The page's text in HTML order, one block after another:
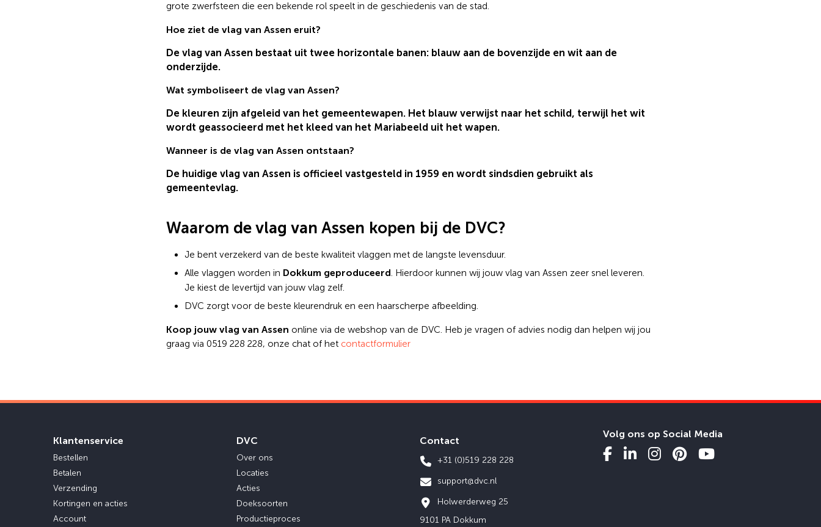
grote zwerfsteen die een bekende rol speelt in de geschiedenis van de stad.
Hoe ziet de vlag van Assen eruit?
De vlag van Assen bestaat uit twee horizontale banen: blauw aan de bovenzijde en wit aan de
onderzijde.
Wat symboliseert de vlag van Assen?
De kleuren zijn afgeleid van het gemeentewapen. Het blauw verwijst naar het schild, terwijl het wit
wordt geassocieerd met het kleed van het Mariabeeld uit het wapen.
Wanneer is de vlag van Assen ontstaan?
De huidige vlag van Assen is officieel vastgesteld in 1959 en wordt sindsdien gebruikt als
gemeentevlag.
Waarom de vlag van Assen kopen bij de DVC?
Je bent verzekerd van de beste kwaliteit vlaggen met de langste levensduur.
Alle vlaggen worden in Dokkum geproduceerd. Hierdoor kunnen wij jouw vlag van Assen zeer snel leveren.
Je kiest de levertijd van jouw vlag zelf.
DVC zorgt voor de beste kleurendruk en een haarscherpe afbeelding.
Koop jouw vlag van Assen online via de webshop van de DVC. Heb je vragen of advies nodig dan helpen wij jou
graag via 0519 228 228, onze chat of het contactformulier
Klantenservice
Bestellen
Betalen
Verzending
Kortingen en acties
Account
DVC
Over ons
Locaties
Acties
Doeksoorten
Productieproces
Contact
+31 (0)519 228 228
support@dvc.nl
Holwerderweg 25
9101 PA Dokkum
Volg ons op Social Media